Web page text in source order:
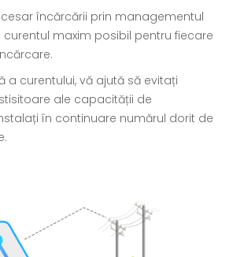
încărcării prin managementul
curentul maxim posibil pentru fiecare
a curentului, vă ajută să evitați
ale capacității de
în continuare numărul dorit de